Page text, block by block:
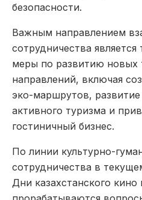
безопасности.
Важным направлением
сотрудничества
меры по развитию новых
направлений, включая
эко-маршрутов,
активного туризма и
гостиничный бизнес.
По линии культурно-
сотрудничества в
Дни казахстанского